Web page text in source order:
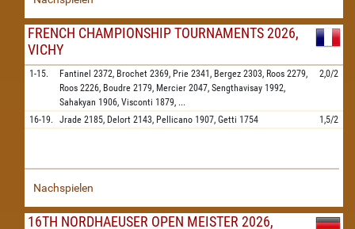
FRENCH CHAMPIONSHIP TOURNAMENTS 2026,
VICHY
1-15. Fantinel 2372, Brochet 2369, Prie 2341, Bergez 2303, Roos 2279,
Roos 2226, Boudre 2179, Mercier 2047, Sengthavisay 1992,
Sahakyan 1906, Visconti 1879, ...
2,0/2
16-19. Jrade 2185, Delort 2143, Pellicano 1907, Getti 1754 1,5/2
Nachspielen
16TH NORDHAEUSER OPEN MEISTER 2026,